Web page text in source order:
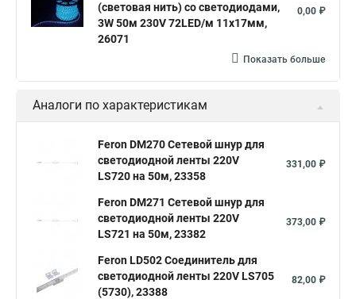
(световая нить) со светодиодами,
3W 50м 230V 72LED/м 11х17мм,
26071
0,00 ₽
Показать больше
Аналоги по характеристикам
Feron DM270 Сетевой шнур для
светодиодной ленты 220V
LS720 на 50м, 23358
331,00 ₽
Feron DM271 Сетевой шнур для
светодиодной ленты 220V
LS721 на 50м, 23382
373,00 ₽
Feron LD502 Соединитель для
светодиодной ленты 220V LS705
(5730), 23388
82,00 ₽